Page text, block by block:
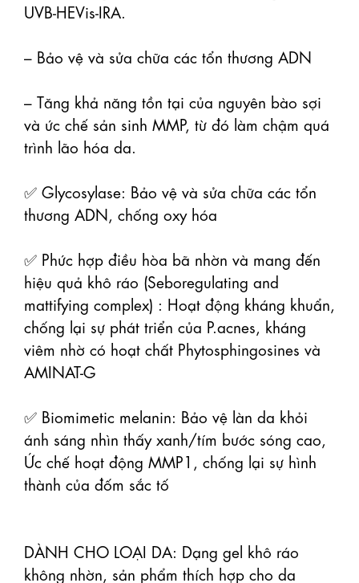
UVB-HEVis-IRA.
– Bảo vệ và sửa chữa các tổn thương ADN
– Tăng khả năng tồn tại của nguyên bào sợi
và ức chế sản sinh MMP, từ đó làm chậm quá
trình lão hóa da.
✅ Glycosylase: Bảo vệ và sửa chữa các tổn
thương ADN, chống oxy hóa
✅ Phức hợp điều hòa bã nhờn và mang đến
hiệu quả khô ráo (Seboregulating and
mattifying complex) : Hoạt động kháng khuẩn,
chống lại sự phát triển của P.acnes, kháng
viêm nhờ có hoạt chất Phytosphingosines và
AMINAT-G
✅ Biomimetic melanin: Bảo vệ làn da khỏi
ánh sáng nhìn thấy xanh/tím bước sóng cao,
Ức chế hoạt động MMP1, chống lại sự hình
thành của đốm sắc tố
DÀNH CHO LOẠI DA: Dạng gel khô ráo
không nhờn, sản phẩm thích hợp cho da